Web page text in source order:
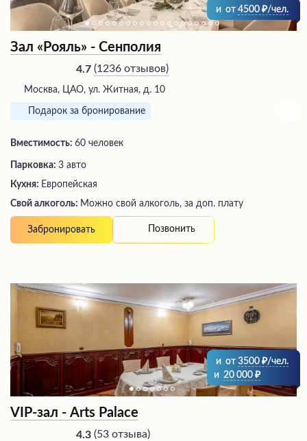
и от 4500 /чел.
Зал «Рояль» - Сенполия
4.7 (1236 отзывов)
Москва, ЦАО, ул. Житная, д. 10
Подарок за бронирование
Вместимость: 60 человек
Парковка: 3 авто
Кухня: Европейская
Свой алкоголь: Можно свой алкоголь, за доп. плату
Забронировать Позвонить
и от 3500
/чел.
и 20 000
VIP-зал - Arts Palace
4.3 (53 отзыва)